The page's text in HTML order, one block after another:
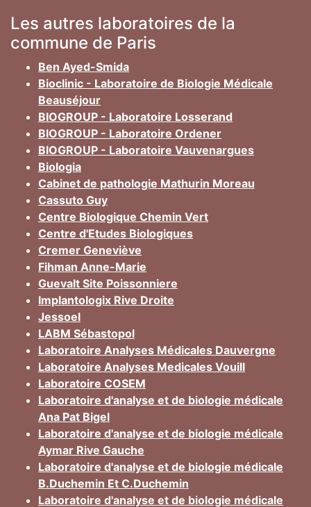
Les autres laboratoires de la
commune de Paris
Ben Ayed-Smida
Bioclinic - Laboratoire de Biologie Médicale
Beauséjour
BIOGROUP - Laboratoire Losserand
BIOGROUP - Laboratoire Ordener
BIOGROUP - Laboratoire Vauvenargues
Biologia
Cabinet de pathologie Mathurin Moreau
Cassuto Guy
Centre Biologique Chemin Vert
Centre d'Etudes Biologiques
Cremer Geneviève
Fihman Anne-Marie
Guevalt Site Poissonniere
Implantologix Rive Droite
Jessoel
LABM Sébastopol
Laboratoire Analyses Médicales Dauvergne
Laboratoire Analyses Medicales Vouill
Laboratoire COSEM
Laboratoire d'analyse et de biologie médicale
Ana Pat Bigel
Laboratoire d'analyse et de biologie médicale
Aymar Rive Gauche
Laboratoire d'analyse et de biologie médicale
B.Duchemin Et C.Duchemin
Laboratoire d'analyse et de biologie médicale